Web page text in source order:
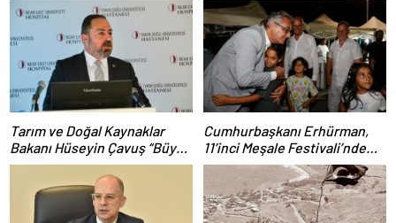
Tarım ve Doğal Kaynaklar
Bakanı Hüseyin Çavuş “Büyük
Harup Çalıştayı”na Katıldı
Cumhurbaşkanı Erhürman,
11’inci Meşale Festivali’nde
Yurttaşlarla Bir Araya Geldi